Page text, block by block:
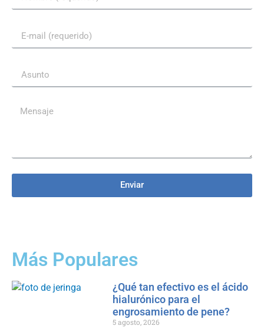
Enviar
Más Populares
¿Qué tan efectivo es el ácido
hialurónico para el
engrosamiento de pene?
5 agosto, 2026